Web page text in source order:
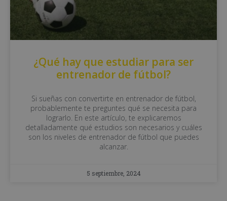
¿Qué hay que estudiar para ser
entrenador de fútbol?
Si sueñas con convertirte en entrenador de fútbol,
probablemente te preguntes qué se necesita para
lograrlo. En este artículo, te explicaremos
detalladamente qué estudios son necesarios y cuáles
son los niveles de entrenador de fútbol que puedes
alcanzar.
5 septiembre, 2024